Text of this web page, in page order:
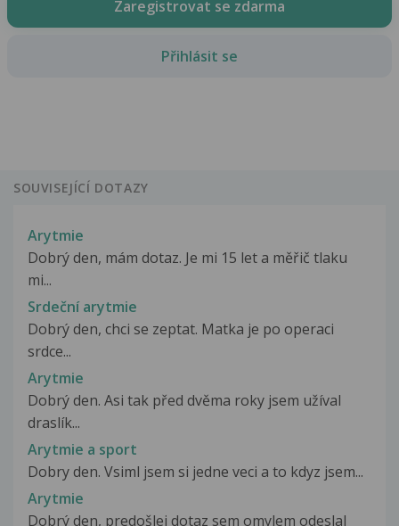
Zaregistrovat se zdarma
Přihlásit se
SOUVISEJÍCÍ DOTAZY
Arytmie
Dobrý den, mám dotaz. Je mi 15 let a měřič tlaku
mi...
Srdeční arytmie
Dobrý den, chci se zeptat. Matka je po operaci
srdce...
Arytmie
Dobrý den. Asi tak před dvěma roky jsem užíval
draslík...
Arytmie a sport
Dobry den. Vsiml jsem si jedne veci a to kdyz jsem...
Arytmie
Dobrý den, predošlej dotaz sem omylem odeslal